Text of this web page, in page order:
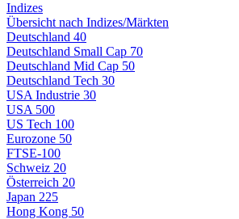
Indizes
Übersicht nach Indizes/Märkten
Deutschland 40
Deutschland Small Cap 70
Deutschland Mid Cap 50
Deutschland Tech 30
USA Industrie 30
USA 500
US Tech 100
Eurozone 50
FTSE-100
Schweiz 20
Österreich 20
Japan 225
Hong Kong 50